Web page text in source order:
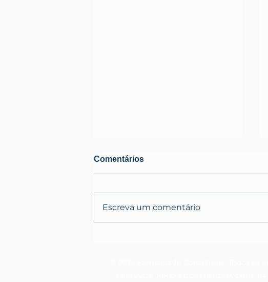
Comentários
Escreva um comentário